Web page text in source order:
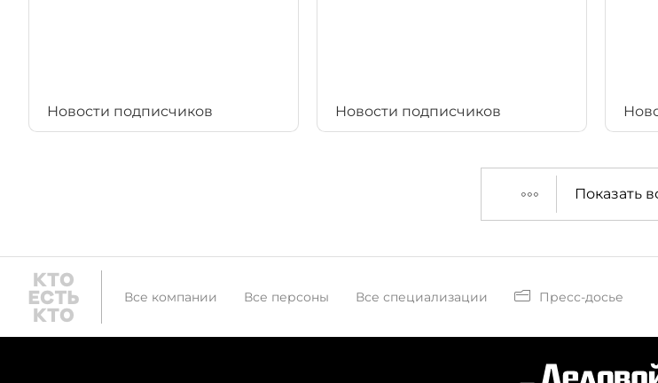
Новости подписчиков Новости подписчиков
Показать
Все компании Все персоны Все специализации Пресс-досье